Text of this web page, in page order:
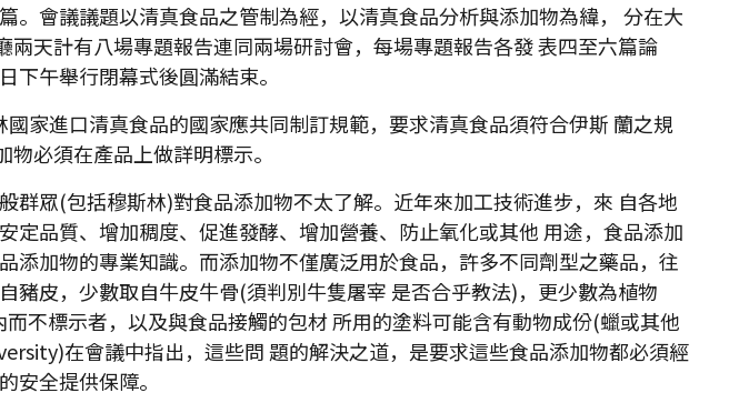
會議議題以清真食品之管制為經，以清真食品分析與添加物為緯， 分在大
天計有八場專題報告連同兩場研討會，每場專題報告各發 表四至六篇論
午舉行閉幕式後圓滿結束。
家進口清真食品的國家應共同制訂規範，要求清真食品須符合伊斯 蘭之規
必須在產品上做詳明標示。
眾(包括穆斯林)對食品添加物不太了解。近年來加工技術進步，來 自各地
品質、增加稠度、促進發酵、增加營養、防止氧化或其他 用途，食品添加
加物的專業知識。而添加物不僅廣泛用於食品，許多不同劑型之藥品，往
皮，少數取自牛皮牛骨(須判別牛隻屠宰 是否合乎教法)，更少數為植物
不標示者，以及與食品接觸的包材 所用的塗料可能含有動物成份(蠟或其他
在會議中指出，這些問 題的解決之道，是要求這些食品添加物都必須經
安全提供保障。